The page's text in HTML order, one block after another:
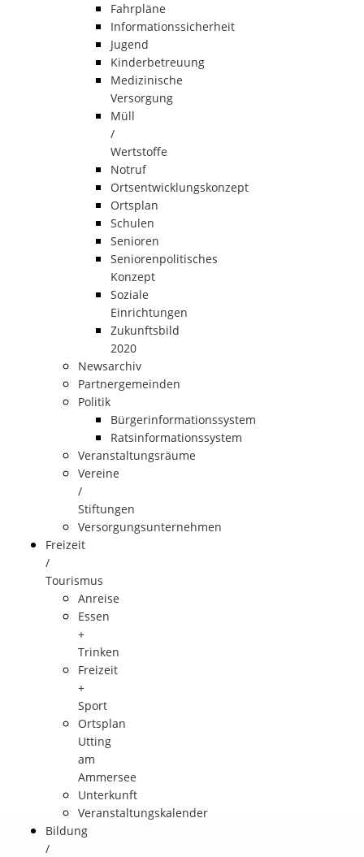
Fahrpläne
Informationssicherheit
Jugend
Kinderbetreuung
Medizinische
Versorgung
Müll
/
Wertstoffe
Notruf
Ortsentwicklungskonzept
Ortsplan
Schulen
Senioren
Seniorenpolitisches
Konzept
Soziale
Einrichtungen
Zukunftsbild
2020
Newsarchiv
Partnergemeinden
Politik
Bürgerinformationssystem
Ratsinformationssystem
Veranstaltungsräume
Vereine
/
Stiftungen
Versorgungsunternehmen
Freizeit
/
Tourismus
Anreise
Essen
+
Trinken
Freizeit
+
Sport
Ortsplan
Utting
am
Ammersee
Unterkunft
Veranstaltungskalender
Bildung
/